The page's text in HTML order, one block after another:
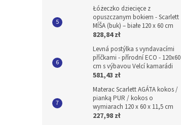
Łóżeczko dziecięce z
opuszczanym bokiem - Scarlett
MÍŠA (buk) – białe 120 x 60 cm
828,84 zł
Levná postýlka s vyndavacími
příčkami - přírodní ECO - 120x60
cm s výbavou Velcí kamarádi
581,43 zł
Materac Scarlett AGÁTA kokos /
pianką PUR / kokos o
wymiarach 120 x 60 x 11,5 cm
227,98 zł